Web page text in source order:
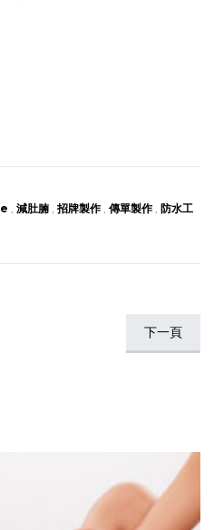
, 減肚腩 , 招牌製作 , 傳單製作 , 防水工
下一頁